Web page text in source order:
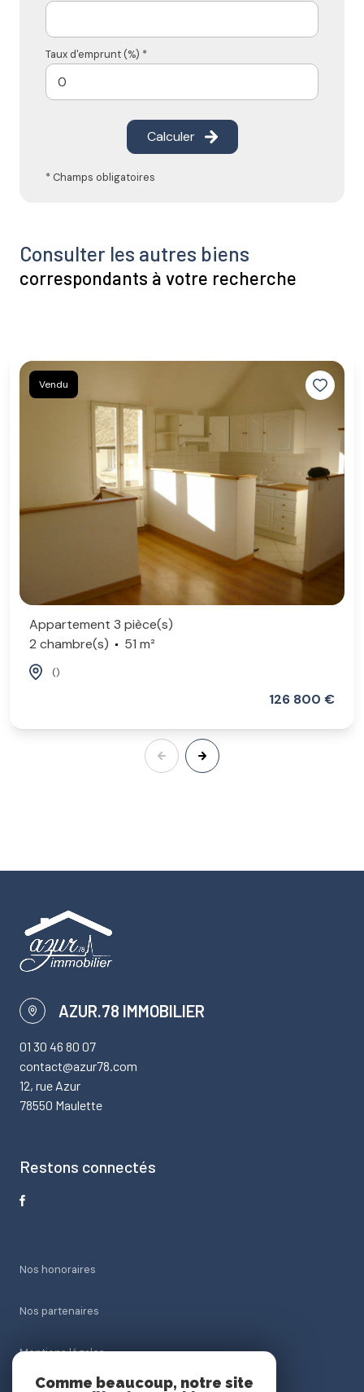
Taux d'emprunt (%) *
Calculer
* Champs obligatoires
Consulter les autres biens
correspondants à votre recherche
Vendu
Appartement 3 pièce(s)
2 chambre(s)
51 m²
()
126 800 €
AZUR.78 IMMOBILIER
01 30 46 80 07
contact@azur78.com
12, rue Azur
78550 Maulette
Restons connectés
Nos honoraires
Nos partenaires
Mentions légales
Comme beaucoup, notre site